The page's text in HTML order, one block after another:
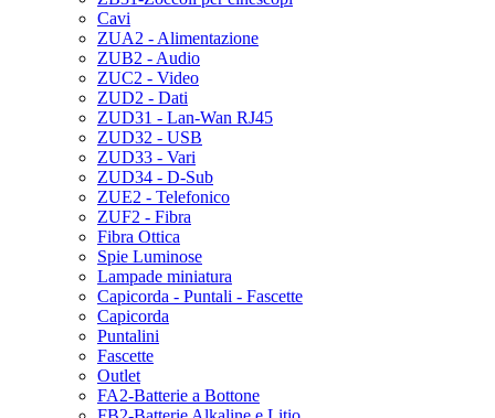
Cavi
ZUA2 - Alimentazione
ZUB2 - Audio
ZUC2 - Video
ZUD2 - Dati
ZUD31 - Lan-Wan RJ45
ZUD32 - USB
ZUD33 - Vari
ZUD34 - D-Sub
ZUE2 - Telefonico
ZUF2 - Fibra
Fibra Ottica
Spie Luminose
Lampade miniatura
Capicorda - Puntali - Fascette
Capicorda
Puntalini
Fascette
Outlet
FA2-Batterie a Bottone